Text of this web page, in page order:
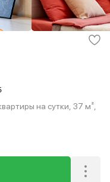
на сутки, 37 м²,